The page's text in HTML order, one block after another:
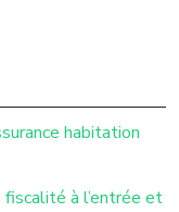
habitation
fiscalité à l’entrée et